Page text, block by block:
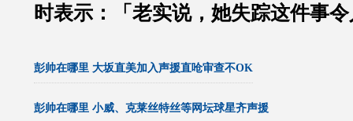
时表示：「老实说，她失踪这件事
彭帅在哪里 大坂直美加入声援直呛审查不OK
彭帅在哪里 小威、克莱丝特丝等网坛球星齐声援